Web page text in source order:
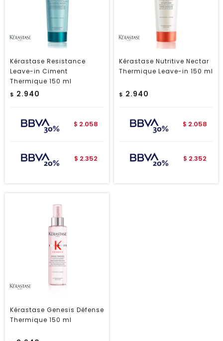
Kérastase Resistance
Leave-in Ciment
Thermique 150 ml
$ 2.940
$ 2.058
$ 2.352
Kérastase Nutritive Nectar
Thermique Leave-in 150 ml
$ 2.940
$ 2.058
$ 2.352
Kérastase Genesis Défense
Thermique 150 ml